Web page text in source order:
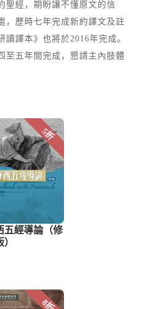
聖經，期盼讓不懂原文的信
，歷時七年完成新約譯文及註
譯本》也將於2016年完成。
至五年間完成，懇請主內肢體